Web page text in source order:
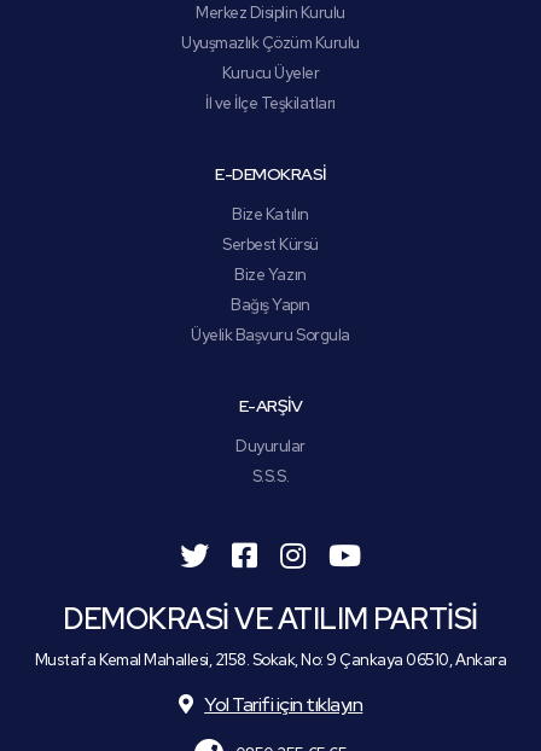
Merkez Disiplin Kurulu
Uyuşmazlık Çözüm Kurulu
Kurucu Üyeler
İl ve İlçe Teşkilatları
E-DEMOKRASİ
Bize Katılın
Serbest Kürsü
Bize Yazın
Bağış Yapın
Üyelik Başvuru Sorgula
E-ARŞİV
Duyurular
S.S.S.
DEMOKRASİ VE ATILIM PARTİSİ
Mustafa Kemal Mahallesi, 2158. Sokak, No: 9 Çankaya 06510, Ankara
Yol Tarifi için tıklayın